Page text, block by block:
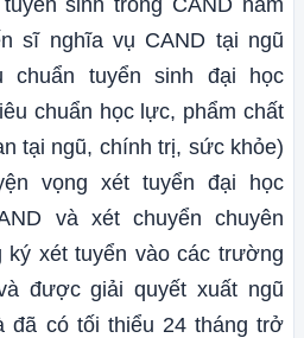
sinh trong CAND năm
sĩ nghĩa vụ CAND tại ngũ
chuẩn tuyển sinh đại học
chuẩn học lực, phẩm chất
tại ngũ, chính trị, sức khỏe)
vọng xét tuyển đại học
và xét chuyển chuyên
xét tuyển vào các trường
được giải quyết xuất ngũ
đã có tối thiểu 24 tháng trở